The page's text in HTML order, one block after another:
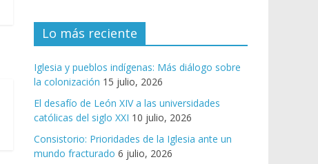
Lo más reciente
Iglesia y pueblos indígenas: Más diálogo sobre
la colonización 15 julio, 2026
El desafío de León XIV a las universidades
católicas del siglo XXI 10 julio, 2026
Consistorio: Prioridades de la Iglesia ante un
mundo fracturado 6 julio, 2026